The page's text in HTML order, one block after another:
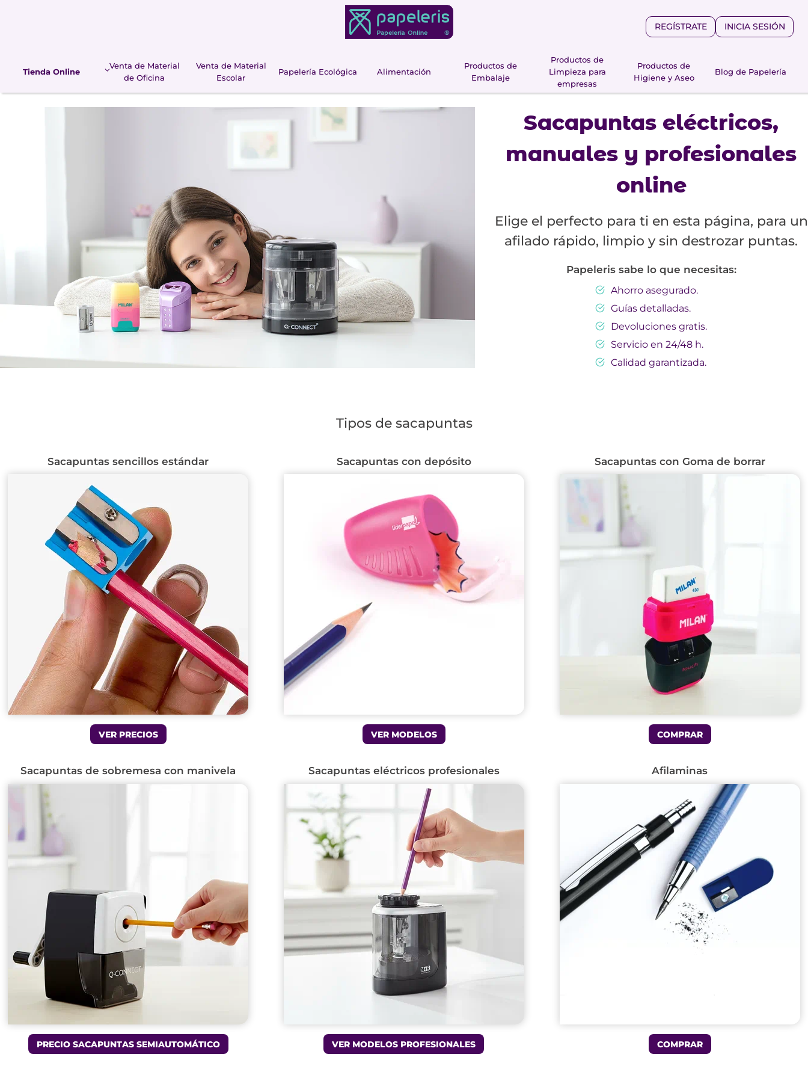
REGÍSTRATE INICIA SESIÓN
Tienda Online
Venta de Material
de Oficina
Venta de Material
Escolar
Papelería Ecológica Alimentación
Productos de
Embalaje
Productos de
Limpieza para
empresas
Productos de
Higiene y Aseo
Blog de Papelería
Sacapuntas eléctricos,
manuales y profesionales
online
Elige el perfecto para ti en esta página, para un
afilado rápido, limpio y sin destrozar puntas.
Papeleris sabe lo que necesitas:
Ahorro asegurado.
Guías detalladas.
Devoluciones gratis.
Servicio en 24/48 h.
Calidad garantizada.
Tipos de sacapuntas
Sacapuntas sencillos estándar
VER PRECIOS
Sacapuntas con depósito
VER MODELOS
Sacapuntas con Goma de borrar
COMPRAR
Sacapuntas de sobremesa con manivela
PRECIO SACAPUNTAS SEMIAUTOMÁTICO
Sacapuntas eléctricos profesionales
VER MODELOS PROFESIONALES
Afilaminas
COMPRAR